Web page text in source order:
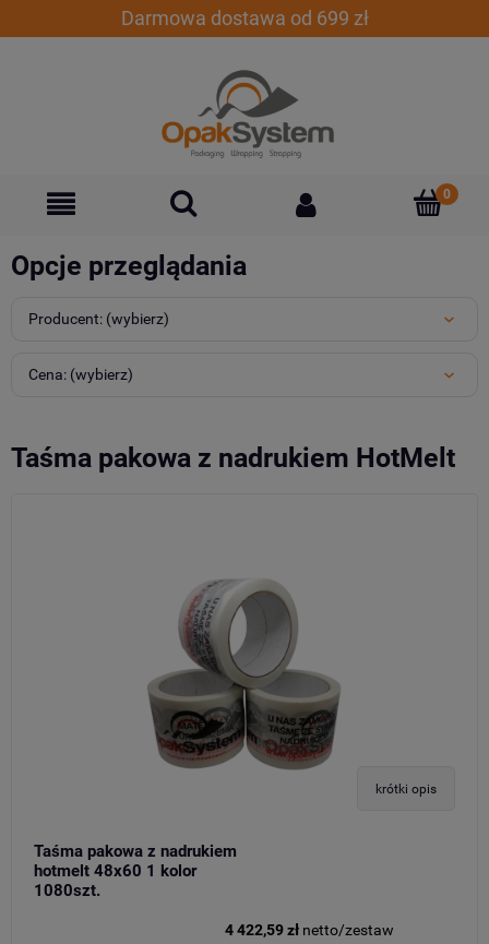
Darmowa dostawa od 699 zł
Opcje przeglądania
Producent: (wybierz)
Cena: (wybierz)
Taśma pakowa z nadrukiem HotMelt
krótki opis
Taśma pakowa z nadrukiem
hotmelt 48x60 1 kolor
1080szt.
4 422,59 zł netto/zestaw